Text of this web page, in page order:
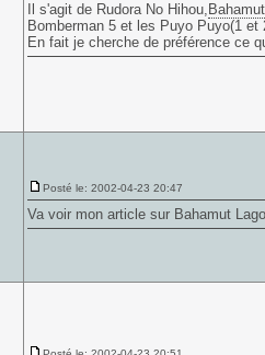
Il s'agit de Rudora No Hihou,
Bomberman 5 et les Puyo Puyo(1 et
En fait je cherche de préférence ce
Posté le: 2002-04-23 20:47
Va voir mon article sur Bahamut